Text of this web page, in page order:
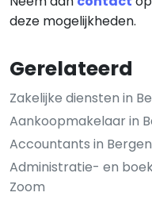
Gerelateerd
Zakelijke diensten in
Aankoopmakelaar in
Accountants in
Administratie- en
Zoom
deze mogelijkheden.